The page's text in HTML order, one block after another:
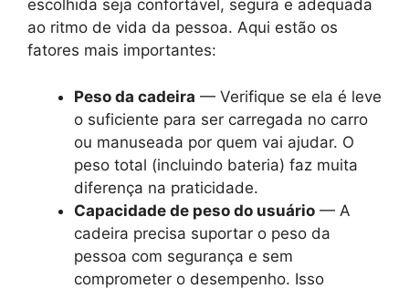
escolhida seja confortável, segura e adequada
ao ritmo de vida da pessoa. Aqui estão os
fatores mais importantes:
Peso da cadeira — Verifique se ela é leve
o suficiente para ser carregada no carro
ou manuseada por quem vai ajudar. O
peso total (incluindo bateria) faz muita
diferença na praticidade.
Capacidade de peso do usuário — A
cadeira precisa suportar o peso da
pessoa com segurança e sem
comprometer o desempenho. Isso